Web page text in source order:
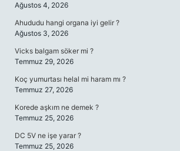
Ağustos 4, 2026
Ahududu hangi organa iyi gelir ?
Ağustos 3, 2026
Vicks balgam söker mi ?
Temmuz 29, 2026
Koç yumurtası helal mi haram mı ?
Temmuz 27, 2026
Korede aşkım ne demek ?
Temmuz 25, 2026
DC 5V ne işe yarar ?
Temmuz 25, 2026